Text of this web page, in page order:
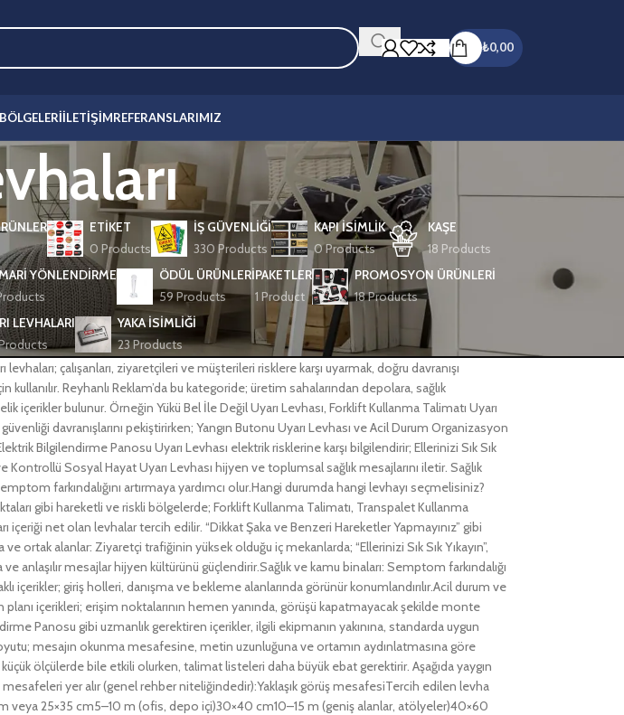
₺0,00
İLETIŞIMREFERANSLARIMIZ
ETIKET
0 Products
İŞ GÜVENLİĞİ
330 Products
KAPI İSIMLIK
0 Products
KAŞE
18 Products
YÖNLENDIRME
ÖDÜL ÜRÜNLERI
59 Products
PAKETLER
1 Product
PROMOSYON ÜRÜNLERİ
18 Products
LEVHALARI
YAKA İSIMLIĞI
23 Products
çalışanları, ziyaretçileri ve müşterileri risklere karşı uyarmak, doğru davranışı
Reyhanlı Reklam’da bu kategoride; üretim sahalarından depolara, sağlık
içerikler bulunur. Örneğin Yükü Bel İle Değil Uyarı Levhası, Forklift Kullanma Talimatı Uyarı
davranışlarını pekiştirirken; Yangın Butonu Uyarı Levhası ve Acil Durum Organizasyon
Bilgilendirme Panosu Uyarı Levhası elektrik risklerine karşı bilgilendirir; Ellerinizi Sık Sık
Kontrollü Sosyal Hayat Uyarı Levhası hijyen ve toplumsal sağlık mesajlarını iletir. Sağlık
farkındalığını artırmaya yardımcı olur.Hangi durumda hangi levhayı seçmelisiniz?
gibi hareketli ve riskli bölgelerde; Forklift Kullanma Talimatı, Transpalet Kullanma
içeriği net olan levhalar tercih edilir. “Dikkat Şaka ve Benzeri Hareketler Yapmayınız” gibi
ortak alanlar: Ziyaretçi trafiğinin yüksek olduğu iç mekanlarda; “Ellerinizi Sık Sık Yıkayın”,
anlaşılır mesajlar hijyen kültürünü güçlendirir.Sağlık ve kamu binaları: Semptom farkındalığı
içerikler; giriş holleri, danışma ve bekleme alanlarında görünür konumlandırılır.Acil durum ve
planı içerikleri; erişim noktalarının hemen yanında, görüşü kapatmayacak şekilde monte
Panosu gibi uzmanlık gerektiren içerikler, ilgili ekipmanın yakınına, standarda uygun
mesajın okunma mesafesine, metin uzunluğuna ve ortamın aydınlatmasına göre
ölçülerde bile etkili olurken, talimat listeleri daha büyük ebat gerektirir. Aşağıda yaygın
yer alır (genel rehber niteliğindedir):Yaklaşık görüş mesafesiTercih edilen levha
veya 25×35 cm5–10 m (ofis, depo içi)30×40 cm10–15 m (geniş alanlar, atölyeler)40×60